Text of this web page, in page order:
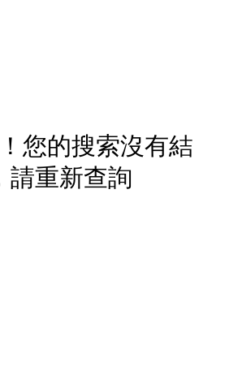
您的搜索沒有結
請重新查詢